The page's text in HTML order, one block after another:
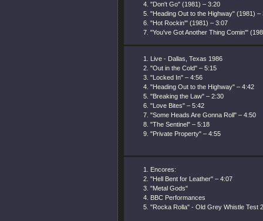
"Don't Go" (1981) – 3:20
"Heading Out to the Highway" (1981) –
"Hot Rockin'" (1981) – 3:07
"You've Got Another Thing Comin'"
Live - Dallas, Texas 1986
"Out in the Cold" – 5:15
"Locked In" – 4:56
"Heading Out to the Highway" – 4:42
"Breaking the Law" – 2:30
"Love Bites" – 5:42
"Some Heads Are Gonna Roll" – 4:50
"The Sentinel" – 5:18
"Private Property" – 4:55
Encores:
"Hell Bent for Leather" – 4:07
"Metal Gods"
BBC Performances
"Rocka Rolla" - Old Grey Whistle Test